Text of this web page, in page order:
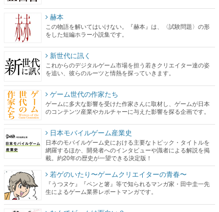
赫本
この物語を解いてはいけない。『赫本』は、〈試験問題〉の形
をした短編ホラー小説集です。
新世代に訊く
これからのデジタルゲーム市場を担う若きクリエイター達の姿
を追い、彼らのルーツと情熱を探っていきます。
ゲーム世代の作家たち
ゲームに多大な影響を受けた作家さんに取材し、ゲームが日本
のコンテンツ産業やカルチャーに与えた影響を探る企画です。
日本モバイルゲーム産業史
日本のモバイルゲーム史における主要なトピック・タイトルを
網羅するほか、開発者へのインタビューや識者による解説を掲
載。約20年の歴史が一望できる決定版！
若ゲのいたり〜ゲームクリエイターの青春〜
『うつヌケ』『ペンと箸』等で知られるマンガ家・田中圭一先
生によるゲーム業界レポートマンガです。